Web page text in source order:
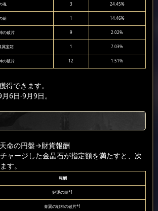
魂 3 24.45%
鎚 1 14.46%
の破片 9 2.02%
属宝箱 1 7.03%
の破片 12 1.51%
得できます。
6日-9月9日。
命の円盤→財貨報酬
ャージした金晶石が指定額を満たすと、次
す。
報酬
好運の鎚*1
青翼の戦神の破片*1